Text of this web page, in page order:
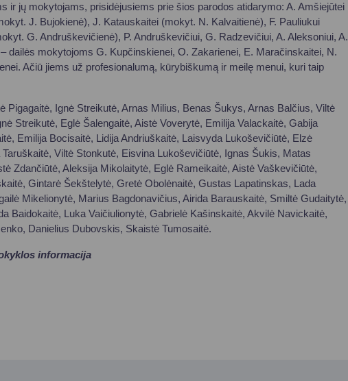
ir jų mokytojams, prisidėjusiems prie šios parodos atidarymo: A. Amšiejūtei
J. Bujokienė), J. Katauskaitei (mokyt. N. Kalvaitienė), F. Pauliukui
G. Andruškevičienė), P. Andruškevičiui, G. Radzevičiui, A. Aleksoniui, A.
dailės mokytojoms G. Kupčinskienei, O. Zakarienei, E. Maračinskaitei, N.
Ačiū jiems už profesionalumą, kūrybiškumą ir meilę menui, kuri taip
Pigagaitė, Ignė Streikutė, Arnas Milius, Benas Šukys, Arnas Balčius, Viltė
Streikutė, Eglė Šalengaitė, Aistė Voverytė, Emilija Valackaitė, Gabija
Emilija Bocisaitė, Lidija Andriuškaitė, Laisvyda Lukoševičiūtė, Elzė
Taruškaitė, Viltė Stonkutė, Eisvina Lukoševičiūtė, Ignas Šukis, Matas
Zdančiūtė, Aleksija Mikolaitytė, Eglė Rameikaitė, Aistė Vaškevičiūtė,
Gintarė Šekštelytė, Gretė Obolėnaitė, Gustas Lapatinskas, Lada
Mikelionytė, Marius Bagdonavičius, Airida Barauskaitė, Smiltė Gudaitytė,
Baidokaitė, Luka Vaičiulionytė, Gabrielė Kašinskaitė, Akvilė Navickaitė,
Danielius Dubovskis, Skaistė Tumosaitė.
informacija